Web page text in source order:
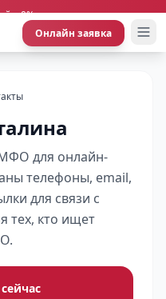
0%
Онлайн заявка
для онлайн-
телефоны, email,
для связи с
тех, кто ищет